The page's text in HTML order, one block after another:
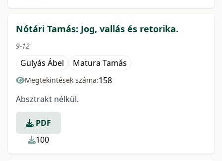
Nótári Tamás: Jog, vallás és retorika.
9-12
Gulyás Ábel Matura Tamás
Megtekintések száma:158
Absztrakt nélkül.
PDF
100